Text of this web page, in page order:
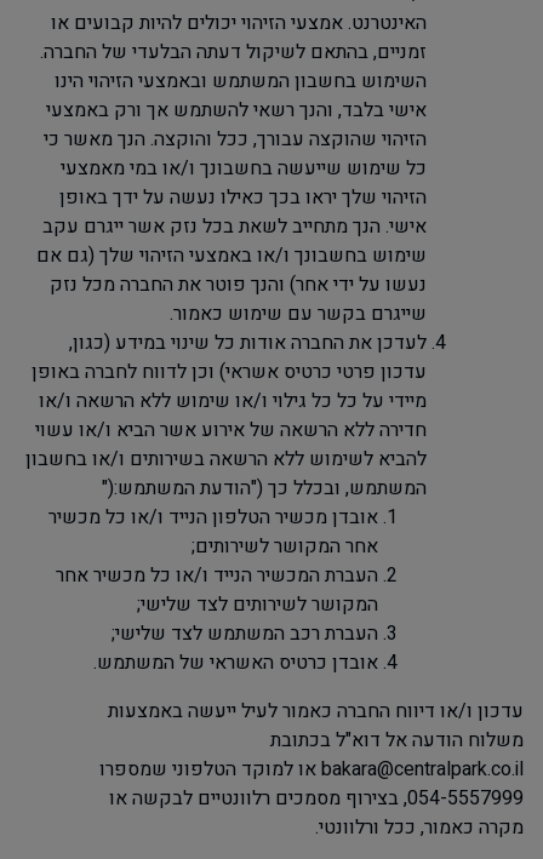
האינטרנט. אמצעי הזיהוי יכולים להיות קבועים או
זמניים, בהתאם לשיקול דעתה הבלעדי של החברה.
השימוש בחשבון המשתמש ובאמצעי הזיהוי הינו
אישי בלבד, והנך רשאי להשתמש אך ורק באמצעי
הזיהוי שהוקצה עבורך, ככל והוקצה. הנך מאשר כי
כל שימוש שייעשה בחשבונך ו/או במי מאמצעי
הזיהוי שלך יראו בכך כאילו נעשה על ידך באופן
אישי. הנך מתחייב לשאת בכל נזק אשר ייגרם עקב
שימוש בחשבונך ו/או באמצעי הזיהוי שלך (גם אם
נעשו על ידי אחר) והנך פוטר את החברה מכל נזק
שייגרם בקשר עם שימוש כאמור.
לעדכן את החברה אודות כל שינוי במידע (כגון,
עדכון פרטי כרטיס אשראי) וכן לדווח לחברה באופן
מיידי על כל כל גילוי ו/או שימוש ללא הרשאה ו/או
חדירה ללא הרשאה של אירוע אשר הביא ו/או עשוי
להביא לשימוש ללא הרשאה בשירותים ו/או בחשבון
המשתמש, ובכלל כך ("הודעת המשתמש"):
אובדן מכשיר הטלפון הנייד ו/או כל מכשיר
אחר המקושר לשירותים;
העברת המכשיר הנייד ו/או כל מכשיר אחר
המקושר לשירותים לצד שלישי;
העברת רכב המשתמש לצד שלישי;
אובדן כרטיס האשראי של המשתמש.
עדכון ו/או דיווח החברה כאמור לעיל ייעשה באמצעות
משלוח הודעה אל דוא"ל בכתובת
bakara@centralpark.co.ilאו למוקד הטלפוני שמספרו
054-5557999, בצירוף מסמכים רלוונטיים לבקשה או
מקרה כאמור, ככל ורלוונטי.